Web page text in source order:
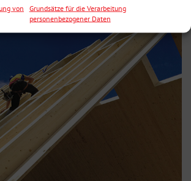
von
Grundsätze für die Verarbeitung
personenbezogener Daten